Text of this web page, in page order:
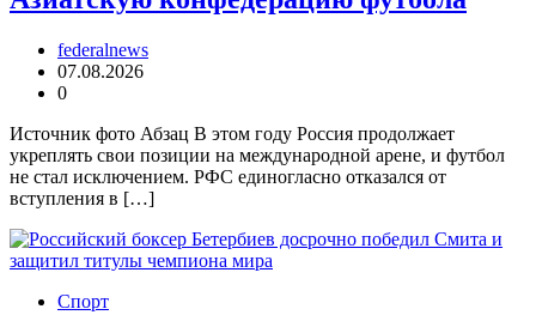
federalnews
07.08.2026
0
Источник фото Абзац В этом году Россия продолжает
укреплять свои позиции на международной арене, и футбол
не стал исключением. РФС единогласно отказался от
вступления в […]
Спорт